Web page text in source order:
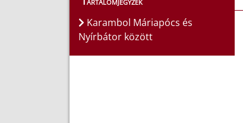
Karambol Máriapócs és
Nyírbátor között